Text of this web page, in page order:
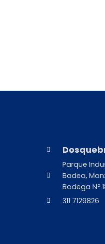
Parque
Badea,
Bodega Nº
311 7129826